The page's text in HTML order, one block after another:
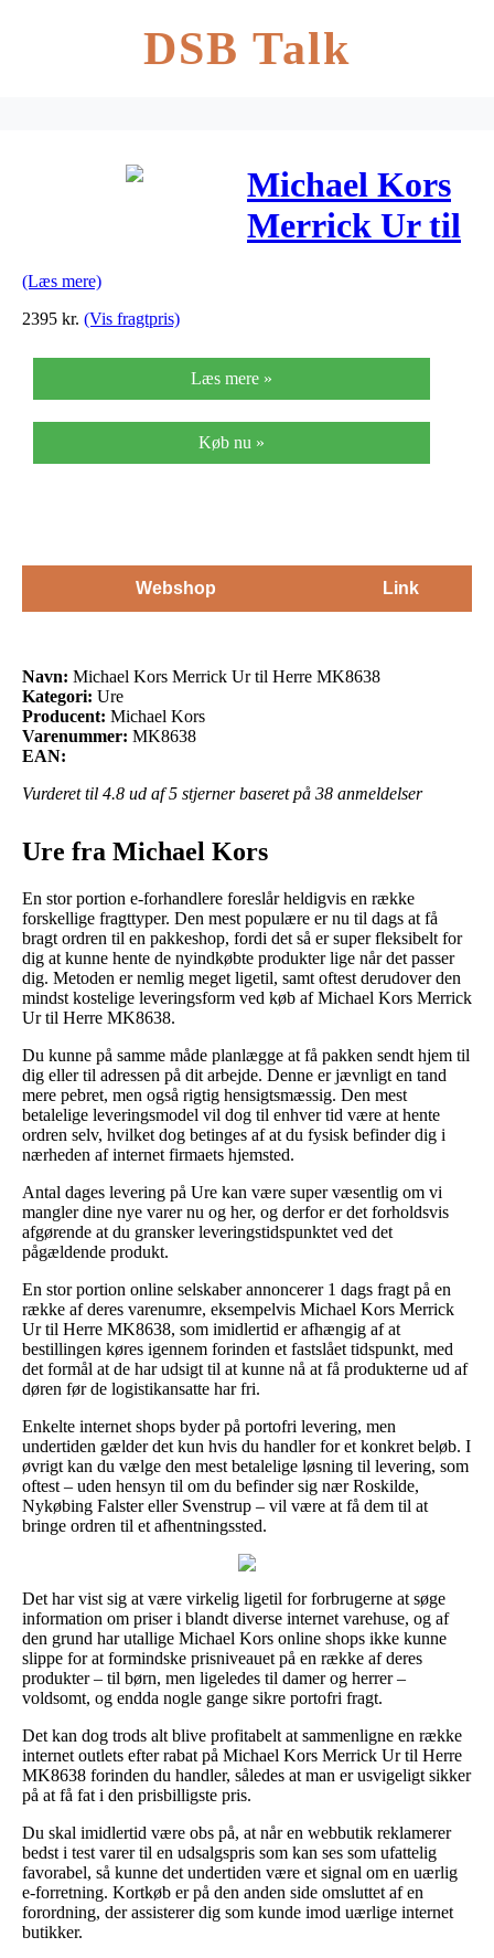
DSB Talk
Michael Kors
Merrick Ur til
(Læs mere)
2395 kr. (Vis fragtpris)
Læs mere »
Køb nu »
Webshop Link
Navn: Michael Kors Merrick Ur til Herre MK8638
Kategori: Ure
Producent: Michael Kors
Varenummer: MK8638
EAN:
Vurderet til 4.8 ud af 5 stjerner baseret på 38 anmeldelser
Ure fra Michael Kors
En stor portion e-forhandlere foreslår heldigvis en række
forskellige fragttyper. Den mest populære er nu til dags at få
bragt ordren til en pakkeshop, fordi det så er super fleksibelt for
dig at kunne hente de nyindkøbte produkter lige når det passer
dig. Metoden er nemlig meget ligetil, samt oftest derudover den
mindst kostelige leveringsform ved køb af Michael Kors Merrick
Ur til Herre MK8638.
Du kunne på samme måde planlægge at få pakken sendt hjem til
dig eller til adressen på dit arbejde. Denne er jævnligt en tand
mere pebret, men også rigtig hensigtsmæssig. Den mest
betalelige leveringsmodel vil dog til enhver tid være at hente
ordren selv, hvilket dog betinges af at du fysisk befinder dig i
nærheden af internet firmaets hjemsted.
Antal dages levering på Ure kan være super væsentlig om vi
mangler dine nye varer nu og her, og derfor er det forholdsvis
afgørende at du gransker leveringstidspunktet ved det
pågældende produkt.
En stor portion online selskaber annoncerer 1 dags fragt på en
række af deres varenumre, eksempelvis Michael Kors Merrick
Ur til Herre MK8638, som imidlertid er afhængig af at
bestillingen køres igennem forinden et fastslået tidspunkt, med
det formål at de har udsigt til at kunne nå at få produkterne ud af
døren før de logistikansatte har fri.
Enkelte internet shops byder på portofri levering, men
undertiden gælder det kun hvis du handler for et konkret beløb. I
øvrigt kan du vælge den mest betalelige løsning til levering, som
oftest – uden hensyn til om du befinder sig nær Roskilde,
Nykøbing Falster eller Svenstrup – vil være at få dem til at
bringe ordren til et afhentningssted.
Det har vist sig at være virkelig ligetil for forbrugerne at søge
information om priser i blandt diverse internet varehuse, og af
den grund har utallige Michael Kors online shops ikke kunne
slippe for at formindske prisniveauet på en række af deres
produkter – til børn, men ligeledes til damer og herrer –
voldsomt, og endda nogle gange sikre portofri fragt.
Det kan dog trods alt blive profitabelt at sammenligne en række
internet outlets efter rabat på Michael Kors Merrick Ur til Herre
MK8638 forinden du handler, således at man er usvigeligt sikker
på at få fat i den prisbilligste pris.
Du skal imidlertid være obs på, at når en webbutik reklamerer
bedst i test varer til en udsalgspris som kan ses som ufattelig
favorabel, så kunne det undertiden være et signal om en uærlig
e-forretning. Kortkøb er på den anden side omsluttet af en
forordning, der assisterer dig som kunde imod uærlige internet
butikker.